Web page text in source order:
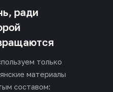
ради
только
материалы
составом: